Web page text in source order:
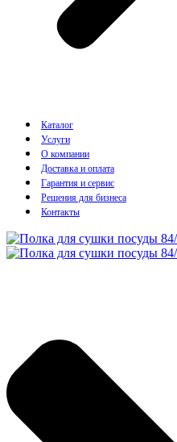
Каталог
Услуги
О компании
Доставка и оплата
Гарантия и сервис
Решения для бизнеса
Контакты